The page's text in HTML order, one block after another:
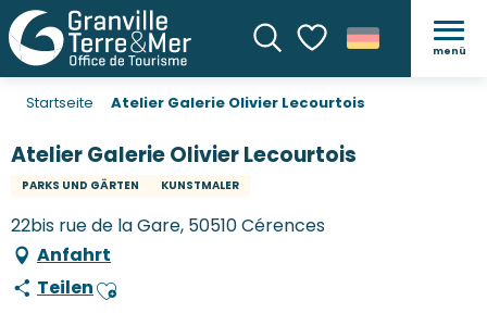
SucheVoir les favoris
menü
Startseite Atelier Galerie Olivier Lecourtois
Atelier Galerie Olivier Lecourtois
PARKS UND GÄRTEN KUNSTMALER
22bis rue de la Gare, 50510 Cérences
Anfahrt
TeilenAjouter aux favoris